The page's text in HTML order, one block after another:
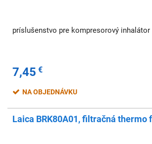
príslušenstvo pre kompresorový inhalátor
7,45 €
NA OBJEDNÁVKU
Laica BRK80A01, filtračná thermo